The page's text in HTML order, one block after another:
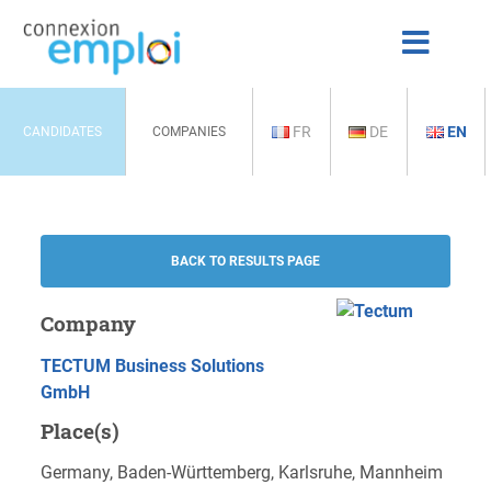
CANDIDATES COMPANIES FR DE EN
BACK TO RESULTS PAGE
Company
TECTUM Business Solutions
GmbH
Place(s)
Germany, Baden-Württemberg, Karlsruhe, Mannheim